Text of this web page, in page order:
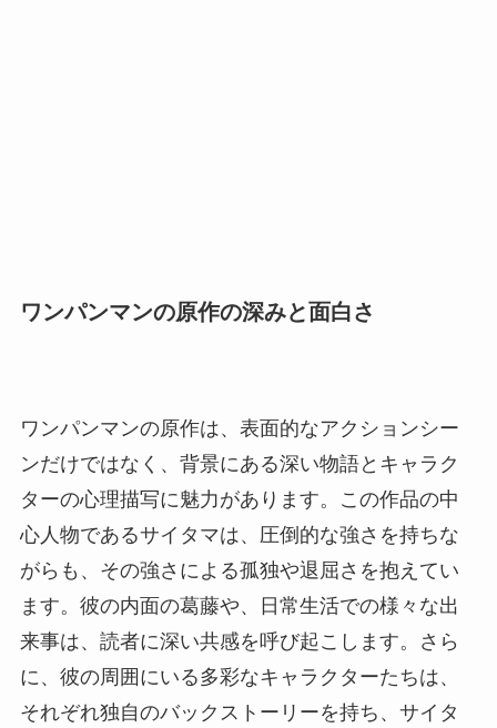
ワンパンマンの原作の深みと面白さ
ワンパンマンの原作は、表面的なアクションシー
ンだけではなく、背景にある深い物語とキャラク
ターの心理描写に魅力があります。この作品の中
心人物であるサイタマは、圧倒的な強さを持ちな
がらも、その強さによる孤独や退屈さを抱えてい
ます。彼の内面の葛藤や、日常生活での様々な出
来事は、読者に深い共感を呼び起こします。さら
に、彼の周囲にいる多彩なキャラクターたちは、
それぞれ独自のバックストーリーを持ち、サイタ